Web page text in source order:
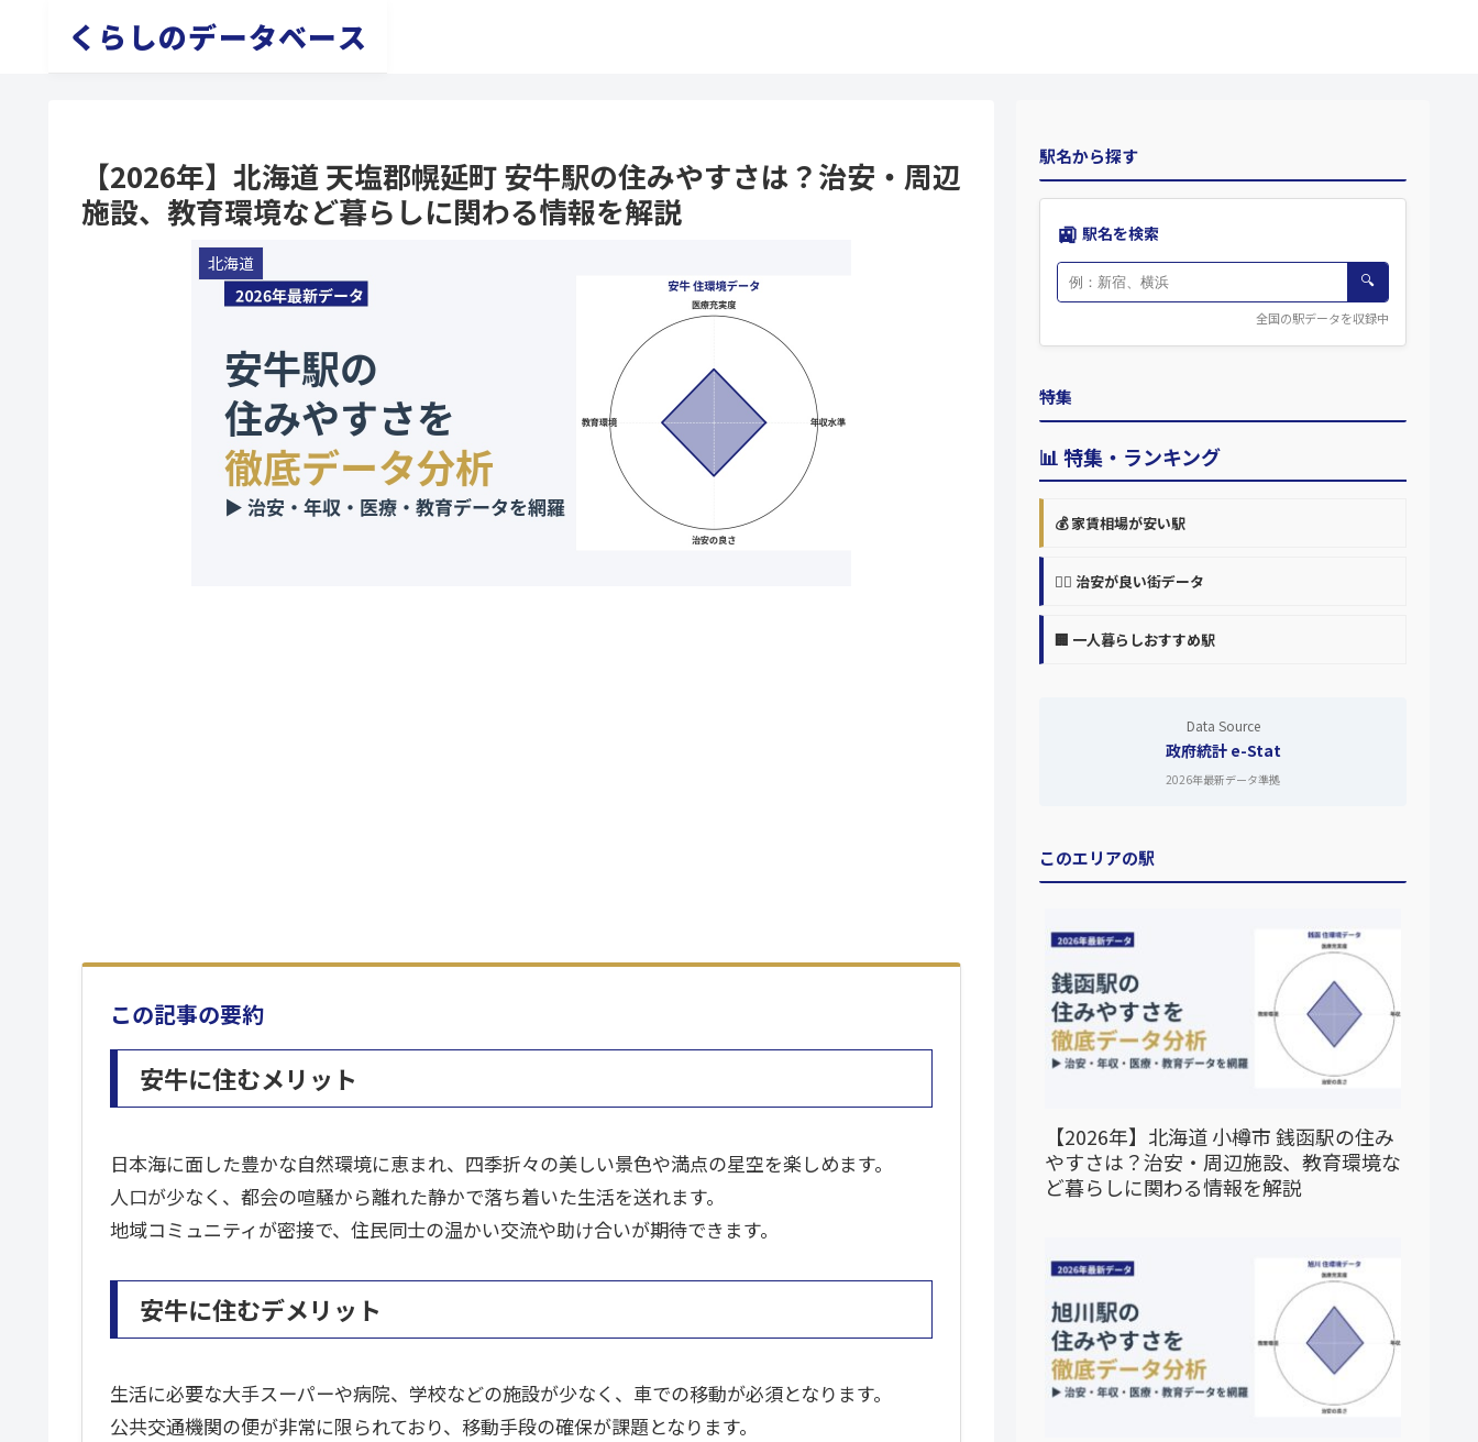
くらしのデータベース
【2026年】北海道 天塩郡幌延町 安牛駅の住みやすさは？治安・周辺
施設、教育環境など暮らしに関わる情報を解説
北海道
この記事の要約
安牛に住むメリット
日本海に面した豊かな自然環境に恵まれ、四季折々の美しい景色や満点の星空を楽しめます。
人口が少なく、都会の喧騒から離れた静かで落ち着いた生活を送れます。
地域コミュニティが密接で、住民同士の温かい交流や助け合いが期待できます。
安牛に住むデメリット
生活に必要な大手スーパーや病院、学校などの施設が少なく、車での移動が必須となります。
公共交通機関の便が非常に限られており、移動手段の確保が課題となります。
駅名から探す
🚉 駅名を検索
🔍
全国の駅データを収録中
特集
📊 特集・ランキング
💰 家賃相場が安い駅
👮‍♀️ 治安が良い街データ
🏢 一人暮らしおすすめ駅
Data Source
政府統計 e-Stat
2026年最新データ準拠
このエリアの駅
【2026年】北海道 小樽市 銭函駅の住み
やすさは？治安・周辺施設、教育環境な
ど暮らしに関わる情報を解説